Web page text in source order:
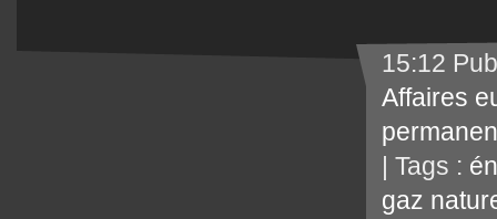
15:12
Affaires
| Tags :
gaz